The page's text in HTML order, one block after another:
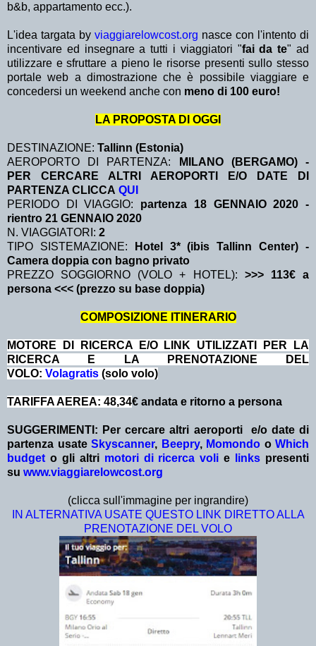
b&b, appartamento ecc.).
L'idea targata by viaggiarelowcost.org nasce con l'intento di
incentivare ed insegnare a tutti i viaggiatori "fai da te" ad
utilizzare e sfruttare a pieno le risorse presenti sullo stesso
portale web a dimostrazione che è possibile viaggiare e
concedersi un weekend anche con meno di 100 euro!
LA PROPOSTA DI OGGI
DESTINAZIONE: Tallinn (Estonia)
AEROPORTO DI PARTENZA:
MILANO (BERGAMO) -
PER CERCARE ALTRI AEROPORTI E/O DATE DI
PARTENZA CLICCA QUI
PERIODO DI VIAGGIO: partenza 18 GENNAIO 2020-
rientro 21 GENNAIO 2020
N. VIAGGIATORI: 2
TIPO SISTEMAZIONE:
Hotel 3* (ibis Tallinn Center) -
Camera doppia con bagno privato
PREZZO SOGGIORNO (VOLO + HOTEL): >>> 113€ a
persona <<< (prezzo su base doppia)
COMPOSIZIONE ITINERARIO
MOTORE DI RICERCA E/O LINK UTILIZZATI PER LA
RICERCA E LA PRENOTAZIONE DEL
VOLO: Volagratis (solo volo)
TARIFFA AEREA: 48,34€ andata e ritorno a persona
SUGGERIMENTI: Per cercare altri aeroporti e/o date di
partenza usate Skyscanner, Beepry, Momondo o Which
budget o gli altri motori di ricerca voli e links presenti
su www.viaggiarelowcost.org
(clicca sull'immagine per ingrandire)
IN ALTERNATIVA USATE QUESTO LINK DIRETTO ALLA
PRENOTAZIONE DEL VOLO